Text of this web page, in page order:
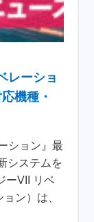
レーショ
機種・
ション』最
システムを
ーVII リベ
ン）は、